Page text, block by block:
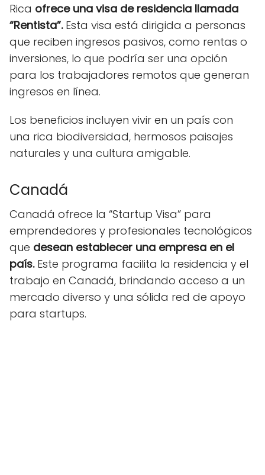
Rica ofrece una visa de residencia llamada
“Rentista”. Esta visa está dirigida a personas
que reciben ingresos pasivos, como rentas o
inversiones, lo que podría ser una opción
para los trabajadores remotos que generan
ingresos en línea.
Los beneficios incluyen vivir en un país con
una rica biodiversidad, hermosos paisajes
naturales y una cultura amigable.
Canadá
Canadá ofrece la “Startup Visa” para
emprendedores y profesionales tecnológicos
que desean establecer una empresa en el
país. Este programa facilita la residencia y el
trabajo en Canadá, brindando acceso a un
mercado diverso y una sólida red de apoyo
para startups.